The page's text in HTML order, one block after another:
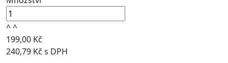
^^
199,00 Kč
240,79 Kč s DPH